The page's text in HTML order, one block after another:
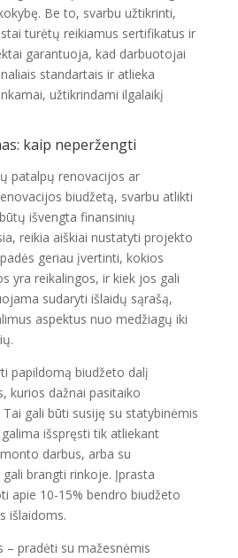
Be to, svarbu užtikrinti,
turėtų reikiamus sertifikatus ir
garantuoja, kad darbuotojai
standartais ir atlieka
užtikrindami ilgalaikį
kaip neperžengti
patalpų renovacijos ar
biudžetą, svarbu atlikti
išvengta finansinių
reikia aiškiai nustatyti projekto
geriau įvertinti, kokios
yra reikalingos, ir kiek jos gali
sudaryti išlaidų sąrašą,
aspektus nuo medžiagų iki
papildomą biudžeto dalį
kurios dažnai pasitaiko
gali būti susiję su statybinėmis
išspręsti tik atliekant
darbus, arba su
brangti rinkoje. Įprasta
apie 10-15% bendro biudžeto
išlaidoms.
– pradėti su mažesnėmis